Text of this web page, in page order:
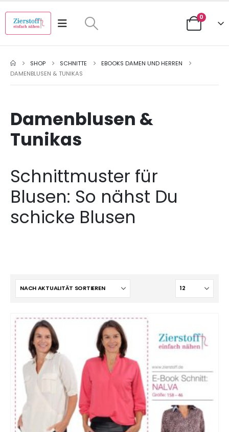
0
SHOP SCHNITTE
EBOOKS DAMEN UND HERREN
DAMENBLUSEN & TUNIKAS
Damenblusen &
Tunikas
Schnittmuster für
Blusen: So nähst Du
schicke Blusen